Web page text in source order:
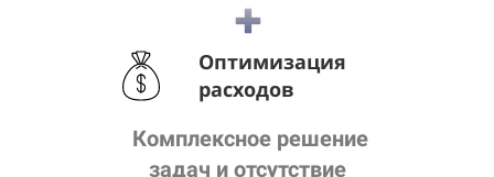
Оптимизация
расходов
Комплексное решение
задач и отсутствие